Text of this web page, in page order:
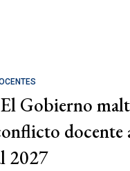
Gobierno
docente
2027